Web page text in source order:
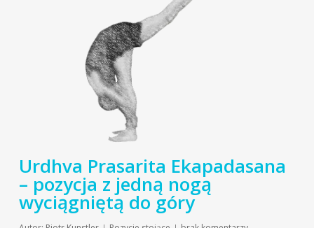
Urdhva Prasarita Ekapadasana
– pozycja z jedną nogą
wyciągniętą do góry